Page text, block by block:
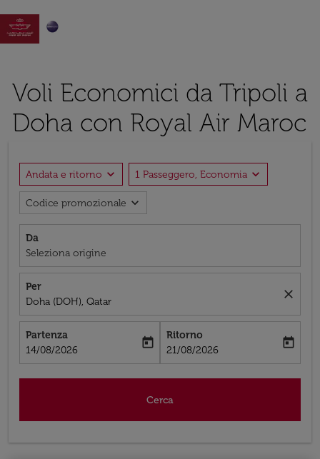

Voli Economici da Tripoli a
Doha con Royal Air Maroc
Andata e ritorno expand_more 1 Passeggero, Economia expand_more
Codice promozionale expand_more
Da
Seleziona origine
Per
Doha (DOH), Qatar
close
Partenza
fc-booking-departure-date-aria-label
14/08/2026
today
Ritorno
fc-booking-return-date-aria-label
21/08/2026
today
Cerca